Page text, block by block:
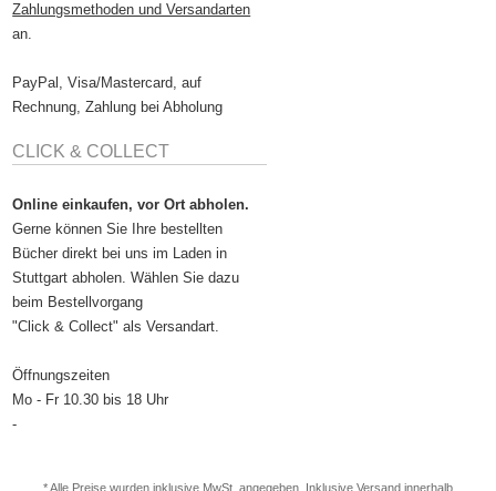
Zahlungsmethoden und Versandarten
an.
PayPal, Visa/Mastercard, auf
Rechnung, Zahlung bei Abholung
CLICK & COLLECT
Online einkaufen, vor Ort abholen.
Gerne können Sie Ihre bestellten
Bücher direkt bei uns im Laden in
Stuttgart abholen. Wählen Sie dazu
beim Bestellvorgang
"Click & Collect" als Versandart.
Öffnungszeiten
Mo - Fr 10.30 bis 18 Uhr
-
* Alle Preise wurden inklusive MwSt. angegeben. Inklusive Versand innerhalb